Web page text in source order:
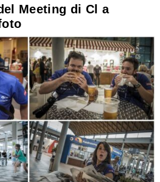
Meeting di Cl a